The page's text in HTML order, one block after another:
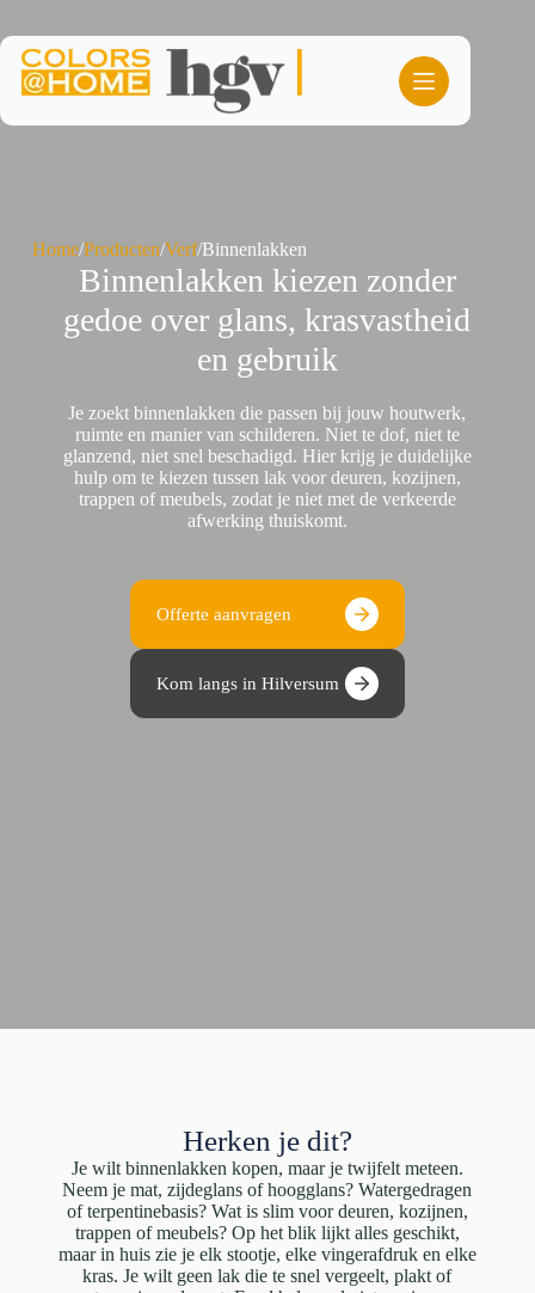
de
inhoud
Home/Producten/Verf/Binnenlakken
Binnenlakken kiezen zonder
gedoe over glans, krasvastheid
en gebruik
Je zoekt binnenlakken die passen bij jouw houtwerk,
ruimte en manier van schilderen. Niet te dof, niet te
glanzend, niet snel beschadigd. Hier krijg je duidelijke
hulp om te kiezen tussen lak voor deuren, kozijnen,
trappen of meubels, zodat je niet met de verkeerde
afwerking thuiskomt.
Offerte aanvragen
Kom langs in Hilversum
Herken je dit?
Je wilt binnenlakken kopen, maar je twijfelt meteen.
Neem je mat, zijdeglans of hoogglans? Watergedragen
of terpentinebasis? Wat is slim voor deuren, kozijnen,
trappen of meubels? Op het blik lijkt alles geschikt,
maar in huis zie je elk stootje, elke vingerafdruk en elke
kras. Je wilt geen lak die te snel vergeelt, plakt of